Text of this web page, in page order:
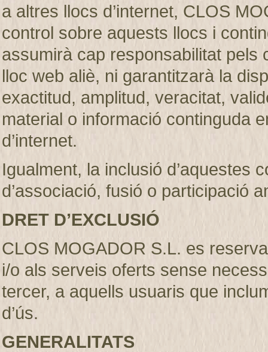
a altres llocs d’internet, CLOS
control sobre aquests llocs i
assumirà cap responsabilitat pels
lloc web aliè, ni garantitzarà la
exactitud, amplitud, veracitat,
material o informació continguda
d’internet.
Igualment, la inclusió d’aquestes
d’associació, fusió o participació
DRET D’EXCLUSIÓ
CLOS MOGADOR S.L. es
i/o als serveis oferts sense
tercer, a aquells usuaris que
d’ús.
GENERALITATS